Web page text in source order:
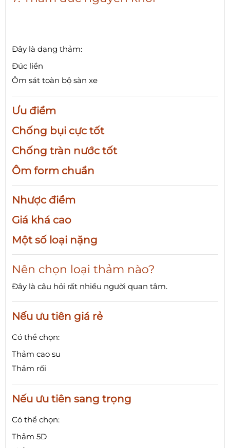
Đây là dạng thảm:
Đúc liền
Ôm sát toàn bộ sàn xe
Ưu điểm
Chống bụi cực tốt
Chống tràn nước tốt
Ôm form chuẩn
Nhược điểm
Giá khá cao
Một số loại nặng
Nên chọn loại thảm nào?
Đây là câu hỏi rất nhiều người quan tâm.
Nếu ưu tiên giá rẻ
Có thể chọn:
Thảm cao su
Thảm rối
Nếu ưu tiên sang trọng
Có thể chọn:
Thảm 5D